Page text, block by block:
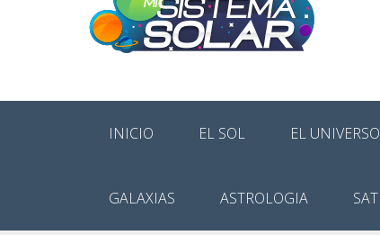
INICIO EL SOL EL UNIVERSO
GALAXIAS ASTROLOGIA